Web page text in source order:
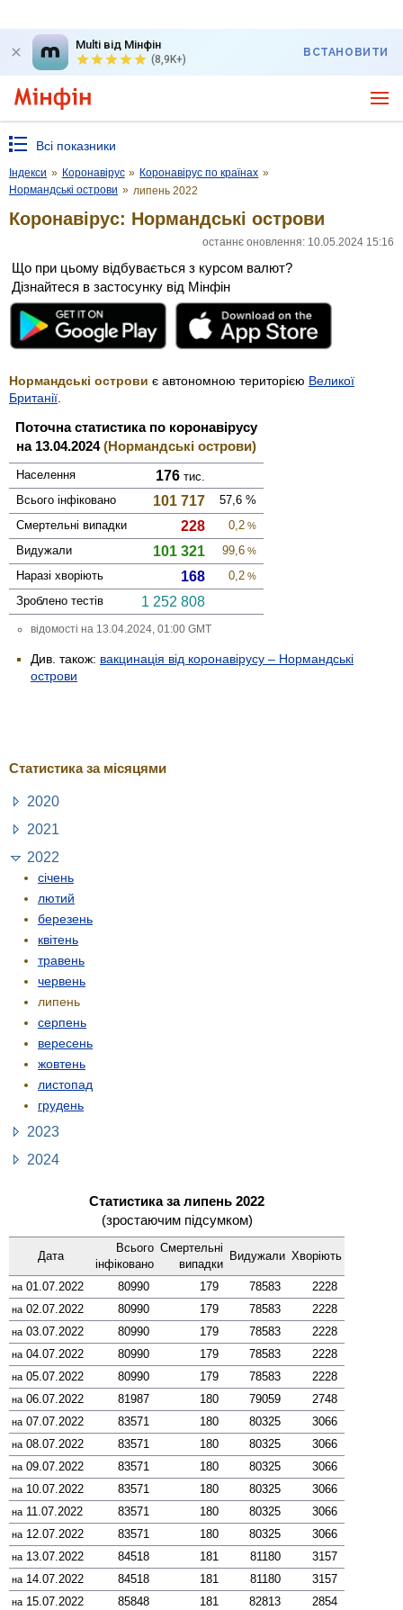
Multi від Мінфін
(8,9K+)
ВСТАНОВИТИ
Всі показники
Індекси » Коронавірус » Коронавірус по країнах »
Нормандські острови » липень 2022
Коронавірус: Нормандські острови
останнє оновлення: 10.05.2024 15:16
Що при цьому відбувається з курсом валют?
Дізнайтеся в застосунку від Мінфін
Нормандські острови є автономною територією Великої
Британії
Поточна статистика по коронавірусу
на 13.04.2024(Нормандські острови)
Населення 176 тис.
Всього інфі­ковано
101 717 57,6 %
Смер­тельні випадки
228 0,2 %
Виду­жали 101 321 99,6 %
Наразі хворіють 168 0,2 %
Зроблено тестів 1 252 808
відомості на 13.04.2024, 01:00 GMT
Див. також: вакцинація від коронавірусу – Нормандські
острови
Статистика за місяцями
2020
2021
2022
січень
лютий
березень
квітень
травень
червень
липень
серпень
вересень
жовтень
листопад
грудень
2023
2024
Статистика за липень 2022
(зростаючим підсумком)
Дата
Всього
інфі­ковано
Смер­тельні
випадки
Виду­жали Хворіють
на 01.07.2022 80990 179 78583 2228
на 02.07.2022 80990 179 78583 2228
на 03.07.2022 80990 179 78583 2228
на 04.07.2022 80990 179 78583 2228
на 05.07.2022 80990 179 78583 2228
на 06.07.2022 81987 180 79059 2748
на 07.07.2022 83571 180 80325 3066
на 08.07.2022 83571 180 80325 3066
на 09.07.2022 83571 180 80325 3066
на 10.07.2022 83571 180 80325 3066
на 11.07.2022 83571 180 80325 3066
на 12.07.2022 83571 180 80325 3066
на 13.07.2022 84518 181 81180 3157
на 14.07.2022 84518 181 81180 3157
на 15.07.2022 85848 181 82813 2854